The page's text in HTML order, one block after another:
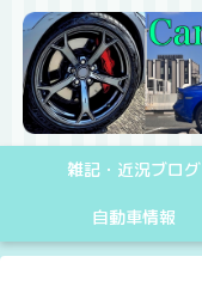
雑記・近況ブログ
自動車情報